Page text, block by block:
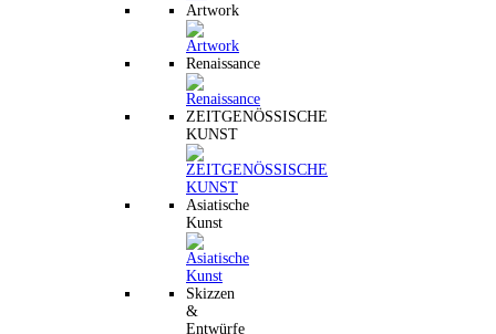
Artwork
Renaissance
ZEITGENÖSSISCHE
KUNST
Asiatische
Kunst
Skizzen
&
Entwürfe